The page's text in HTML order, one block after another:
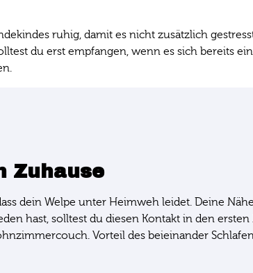
ruhig, damit es nicht zusätzlich
du erst empfangen, wenn es sich bereits
Zuhause
dein Welpe unter Heimweh leidet. Deine
hast, solltest du diesen Kontakt in den
Vorteil des beieinander